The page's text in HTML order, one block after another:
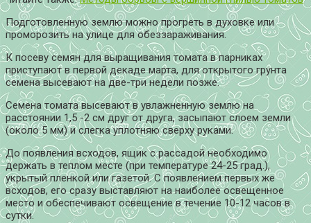
Подготовленную землю можно прогреть в духовке или
проморозить на улице для обеззараживания.
К посеву семян для выращивания томата в парниках
приступают в первой декаде марта, для открытого грунта
семена высевают на две-три недели позже.
Семена томата высевают в увлажненную землю на
расстоянии 1,5 -2 см друг от друга, засыпают слоем земли
(около 5 мм) и слегка уплотняю сверху руками.
До появления всходов, ящик с рассадой необходимо
держать в теплом месте (при температуре 24-25 град.),
укрытый пленкой или газетой. С появлением первых же
всходов, его сразу выставляют на наиболее освещенное
место и обеспечивают освещение в течение 10-12 часов в
сутки.